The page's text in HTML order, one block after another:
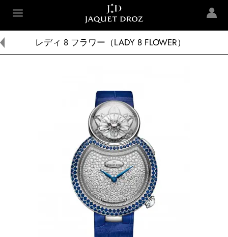
content
Jaquet Droz
レディ 8 フラワー（LADY 8 FLOWER）